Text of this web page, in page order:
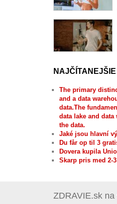
The primary
and a data
data.The
data lake and
the data.
Jaké jsou hlavní
Du får op til 3
Dovera kupila
Skarp pris med 2-
ZDRAVIE.sk